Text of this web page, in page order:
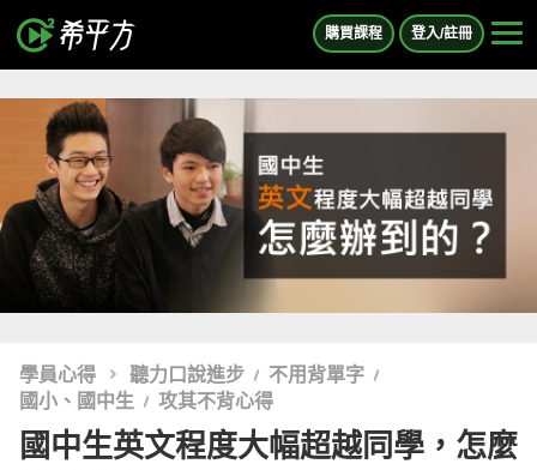
購買課程 登入/註冊
學員心得 聽力口說進步
不用背單字
國小、國中生
攻其不背心得
國中生英文程度大幅超越同學，怎麼